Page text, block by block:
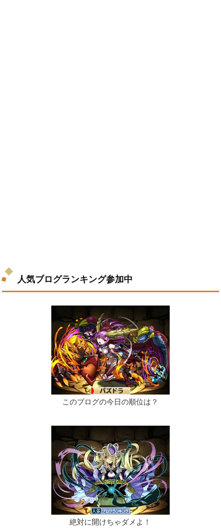
人気ブログランキング参加中
このブログの今日の順位は？
絶対に開けちゃダメよ！